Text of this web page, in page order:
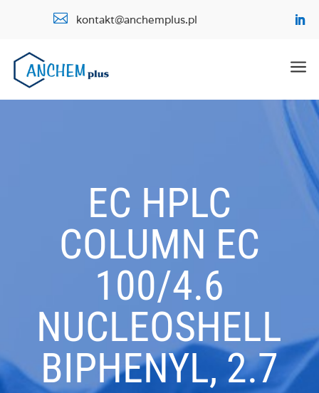
 kontakt@anchemplus.pl
a
EC HPLC
COLUMN EC
100/4.6
NUCLEOSHELL
BIPHENYL, 2.7